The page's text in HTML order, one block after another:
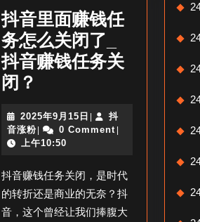
抖音里面赚钱任
务怎么关闭了_
抖音赚钱任务关
闭？
里
面
赚
钱
任
2025年9月15日 2025
年
15
日
|
抖
音涨粉抖
音
粉
| 0 Comment |
上午10:50
抖音赚钱任务关闭，是时代
的转折还是商业的无奈？抖
音，这个曾经让我们捧腹大